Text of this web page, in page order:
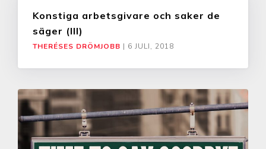
Konstiga arbetsgivare och saker de
säger (III)
THERÉSES DRÖMJOBB | 6 JULI, 2018